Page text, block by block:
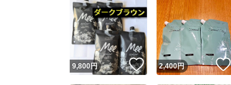
9,800 円 いいね！
2,400円